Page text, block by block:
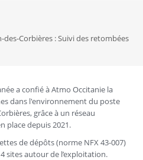
Corbières : Suivi des retombées
a confié à Atmo Occitanie la
dans l'environnement du poste
grâce à un réseau
place depuis 2021.
de dépôts (norme NFX 43-007)
sites autour de l’exploitation.